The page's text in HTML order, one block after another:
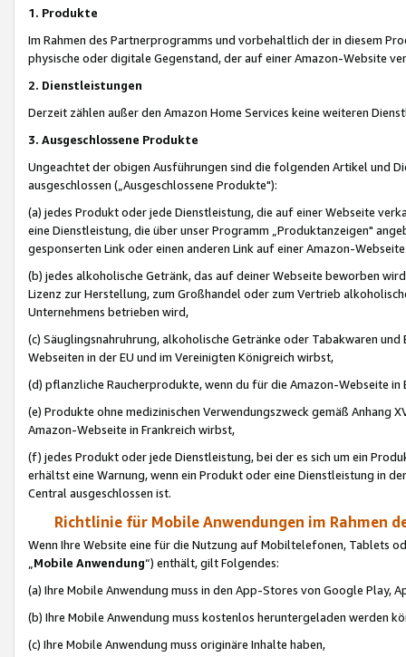
1. Produkte
Im Rahmen des Partnerprogramms und vorbehaltlich der in diesem
physische oder digitale Gegenstand, der auf einer Amazon-Website
2. Dienstleistungen
Derzeit zählen außer den Amazon Home Services keine weiteren
3. Ausgeschlossene Produkte
Ungeachtet der obigen Ausführungen sind die folgenden Artikel und
ausgeschlossen („Ausgeschlossene Produkte"):
(a) jedes Produkt oder jede Dienstleistung, die auf einer Webseite
eine Dienstleistung, die über unser Programm „Produktanzeigen"
gesponserten Link oder einen anderen Link auf einer Amazon-
(b) jedes alkoholische Getränk, das auf deiner Webseite beworben
Lizenz zur Herstellung, zum Großhandel oder zum Vertrieb
Unternehmens betrieben wird,
(c) Säuglingsnahruhrung, alkoholische Getränke oder Tabakwaren
Webseiten in der EU und im Vereinigten Königreich wirbst,
(d) pflanzliche Raucherprodukte, wenn du für die Amazon-Webseite in
(e) Produkte ohne medizinischen Verwendungszweck gemäß Anhang
Amazon-Webseite in Frankreich wirbst,
(f) jedes Produkt oder jede Dienstleistung, bei der es sich um ein
erhältst eine Warnung, wenn ein Produkt oder eine Dienstleistung in
Central ausgeschlossen ist.
Richtlinie für Mobile Anwendungen im Rahmen
Wenn Ihre Website eine für die Nutzung auf Mobiltelefonen, Tablets
„Mobile Anwendung“) enthält, gilt Folgendes:
(a) Ihre Mobile Anwendung muss in den App-Stores von Google Play,
(b) Ihre Mobile Anwendung muss kostenlos heruntergeladen werden
(c) Ihre Mobile Anwendung muss originäre Inhalte haben,